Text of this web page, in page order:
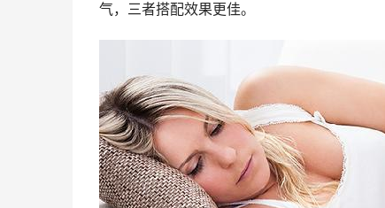
气，三者搭配效果更佳。